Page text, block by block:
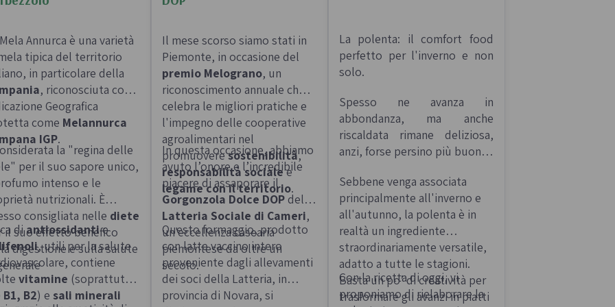
Annurca è una varietà
tipica del territorio
in particolare della
, riconosciuta con
Geografica
come Melannurca
IGP.
la "regina delle
per il suo sapore unico,
intenso e le
nutrizionali. È
consigliata nelle diete
il suo effetto benefico
digestione e sulla salute
diantiossidantie
, utili per la salute
contiene
vitamine (soprattutto
B1, B2) e sali minerali
Il mese scorso siamo stati in
Piemonte, in occasione del
premio Melograno, un
riconoscimento annuale che
celebra le migliori pratiche e
l'impegno delle cooperative
agroalimentari nel
promuoveresostenibilità,
responsabilità socialee
legame con il territorio.
In questa occasione, abbiamo
avuto l’onore e l’incredibile
piacere di assaporare il
Gorgonzola Dolce DOPdella
Latteria Sociale di Cameri,
un'eccellenza casearia
piemontese da oltre un
secolo.
Questo formaggio, prodotto
con latte vaccino intero
proveniente dagli allevamenti
dei soci della Latteria, in
provincia di Novara, si
La polenta: il comfort food
perfetto per l'inverno e non
solo.
Spesso ne avanza in
abbondanza, ma anche
riscaldata rimane deliziosa,
anzi, forse persino più buona!
Sebbene venga associata
principalmente all'inverno e
all'autunno, la polenta è in
realtà un ingrediente
straordinariamente versatile,
adatto a tutte le stagioni.
Basta un po’ di creatività per
trasformare gli avanzi in piatti
Con la ricetta di oggi, vi
proponiamo di rielaborare la